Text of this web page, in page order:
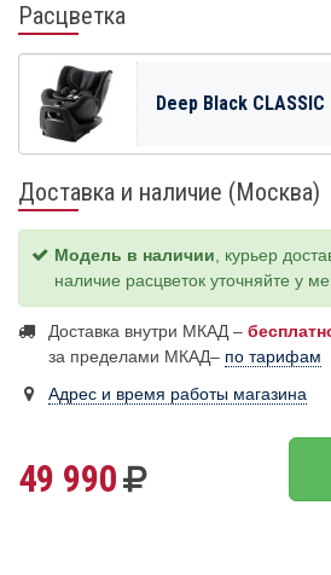
Расцветка
Deep Black CLASSIC
Доставка и наличие (Москва)
Модель в наличии, курьер
наличие расцветок уточняйте у
Доставка внутри МКАД –
за пределами МКАД– по тарифам
Адрес и время работы магазина
49 990